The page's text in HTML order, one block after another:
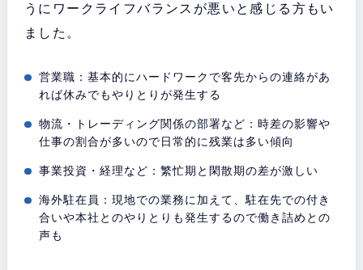
うにワークライフバランスが悪いと感じる方もい
ました。
営業職：基本的にハードワークで客先からの連絡があ
れば休みでもやりとりが発生する
物流・トレーディング関係の部署など：時差の影響や
仕事の割合が多いので日常的に残業は多い傾向
事業投資・経理など：繁忙期と閑散期の差が激しい
海外駐在員：現地での業務に加えて、駐在先での付き
合いや本社とのやりとりも発生するので働き詰めとの
声も